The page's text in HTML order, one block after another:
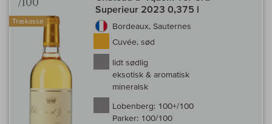
/100
Trækasse
Superieur 2023 0,375 l
Bordeaux, Sauternes
Cuvée, sød
lidt sødlig
eksotisk & aromatisk
mineralsk
Lobenberg: 100+/100
Parker: 100/100